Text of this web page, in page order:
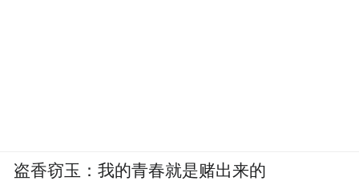
盗香窃玉：我的青春就是赌出来的